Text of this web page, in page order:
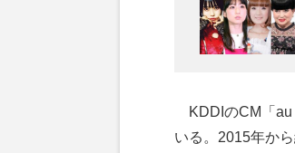
KDDIのCM「au
いる。2015年か